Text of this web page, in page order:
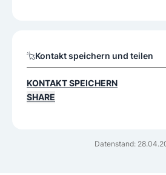
Datenstand:
Kontakt speichern und teilen
KONTAKT SPEICHERN
SHARE